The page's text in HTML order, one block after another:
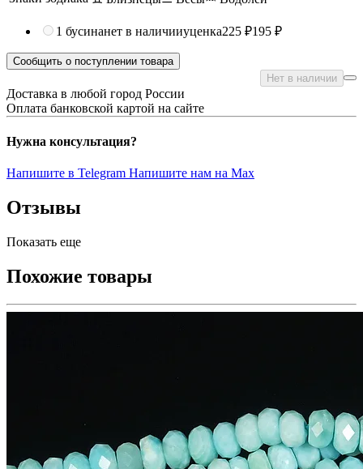
1 бусинанет в наличииуценка225 ₽195 ₽
Сообщить о поступлении товара
Нет в наличии
Доставка в любой город России
Оплата банковской картой на сайте
Нужна консультация?
Напишите в Telegram Напишите нам на Max
Отзывы
Показать еще
Похожие товары